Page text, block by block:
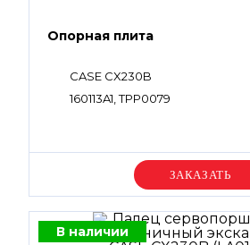
Опорная плита
CASE CX230B
160113A1, TPP0079
Уточняйте цену
В наличии